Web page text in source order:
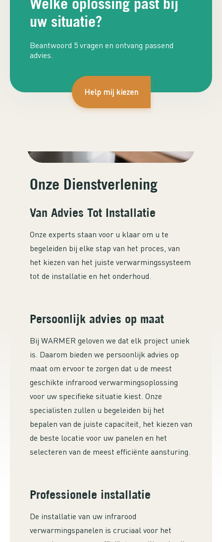
uw situatie?
Beantwoord 5 vragen en ontvang passend
advies.
Help mij kiezen
Onze Dienstverlening
Van Advies Tot Installatie
Onze experts staan voor u klaar om u te
begeleiden bij elke stap van het proces, van
het kiezen van het juiste verwarmingssysteem
tot de installatie en het onderhoud.
Persoonlijk advies op maat
Bij WARMER geloven we dat elk project uniek
is. Daarom bieden we persoonlijk advies op
maat om ervoor te zorgen dat u de meest
geschikte infrarood verwarmingsoplossing
voor uw specifieke situatie kiest. Onze
specialisten zullen u begeleiden bij het
bepalen van de juiste capaciteit, het kiezen van
de beste locatie voor uw panelen en het
selecteren van de meest efficiënte aansturing.
Professionele installatie
De installatie van uw infrarood
verwarmingspanelen is cruciaal voor het